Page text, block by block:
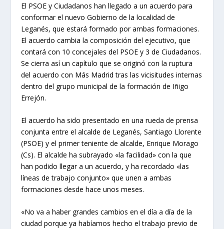
El PSOE y Ciudadanos han llegado a un acuerdo para
conformar el nuevo Gobierno de la localidad de
Leganés, que estará formado por ambas formaciones.
El acuerdo cambia la composición del ejecutivo, que
contará con 10 concejales del PSOE y 3 de Ciudadanos.
Se cierra así un capítulo que se originó con la ruptura
del acuerdo con Más Madrid tras las vicisitudes internas
dentro del grupo municipal de la formación de Iñigo
Errejón.
El acuerdo ha sido presentado en una rueda de prensa
conjunta entre el alcalde de Leganés, Santiago Llorente
(PSOE) y el primer teniente de alcalde, Enrique Morago
(Cs). El alcalde ha subrayado «la facilidad» con la que
han podido llegar a un acuerdo, y ha recordado «las
líneas de trabajo conjunto» que unen a ambas
formaciones desde hace unos meses.
«No va a haber grandes cambios en el día a día de la
ciudad porque ya habíamos hecho el trabajo previo de